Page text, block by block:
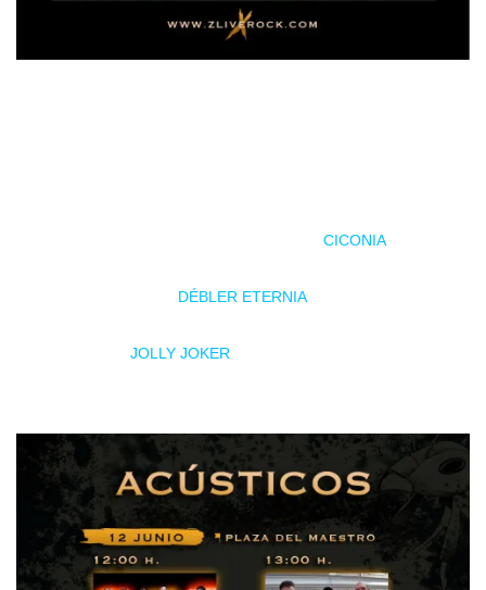
CICONIAa las
DÉBLER ETERNIAa las 13:00.
JOLLY JOKER